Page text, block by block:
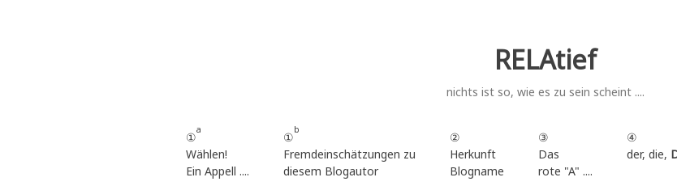
RELAtief
nichts ist so, wie es zu sein scheint ....
①
a
Wählen!
Ein Appell ....
①
b
Fremdeinschätzungen zu
diesem Blogautor
②
Herkunft
Blogname
③
Das
rote "A" ....
④
der, die,